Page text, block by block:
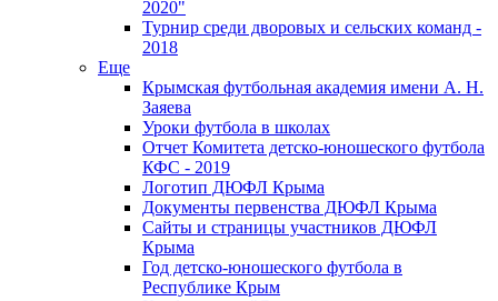
2020"
Турнир среди дворовых и сельских команд -
2018
Еще
Крымская футбольная академия имени А. Н.
Заяева
Уроки футбола в школах
Отчет Комитета детско-юношеского футбола
КФС - 2019
Логотип ДЮФЛ Крыма
Документы первенства ДЮФЛ Крыма
Сайты и страницы участников ДЮФЛ
Крыма
Год детско-юношеского футбола в
Республике Крым